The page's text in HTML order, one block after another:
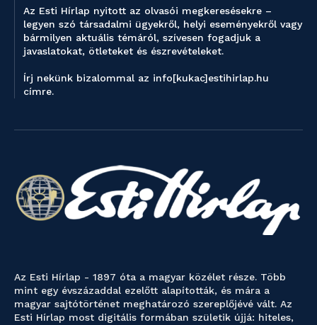
Az Esti Hírlap nyitott az olvasói megkeresésekre –
legyen szó társadalmi ügyekről, helyi eseményekről vagy
bármilyen aktuális témáról, szívesen fogadjuk a
javaslatokat, ötleteket és észrevételeket.
Írj nekünk bizalommal az info[kukac]estihirlap.hu
címre.
Az Esti Hírlap - 1897 óta a magyar közélet része. Több
mint egy évszázaddal ezelőtt alapították, és mára a
magyar sajtótörténet meghatározó szereplőjévé vált. Az
Esti Hírlap most digitális formában születik újjá: hiteles,